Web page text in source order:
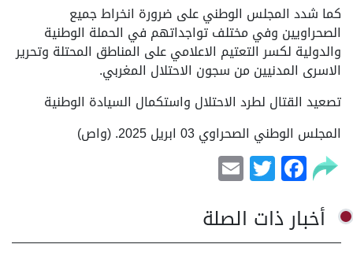
كما شدد المجلس الوطني على ضرورة انخراط جميع
الصحراويين وفي مختلف تواجداتهم في الحملة الوطنية
والدولية لكسر التعتيم الاعلامي على المناطق المحتلة وتحرير
الاسرى المدنيين من سجون الاحتلال المغربي.
تصعيد القتال لطرد الاحتلال واستكمال السيادة الوطنية
المجلس الوطني الصحراوي 03 ابريل 2025. (واص)
Facebook
Twitter
أخبار ذات الصلة